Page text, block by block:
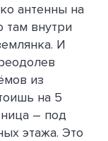
антенны на
там внутри
И
из
на 5
– под
этажа. Это